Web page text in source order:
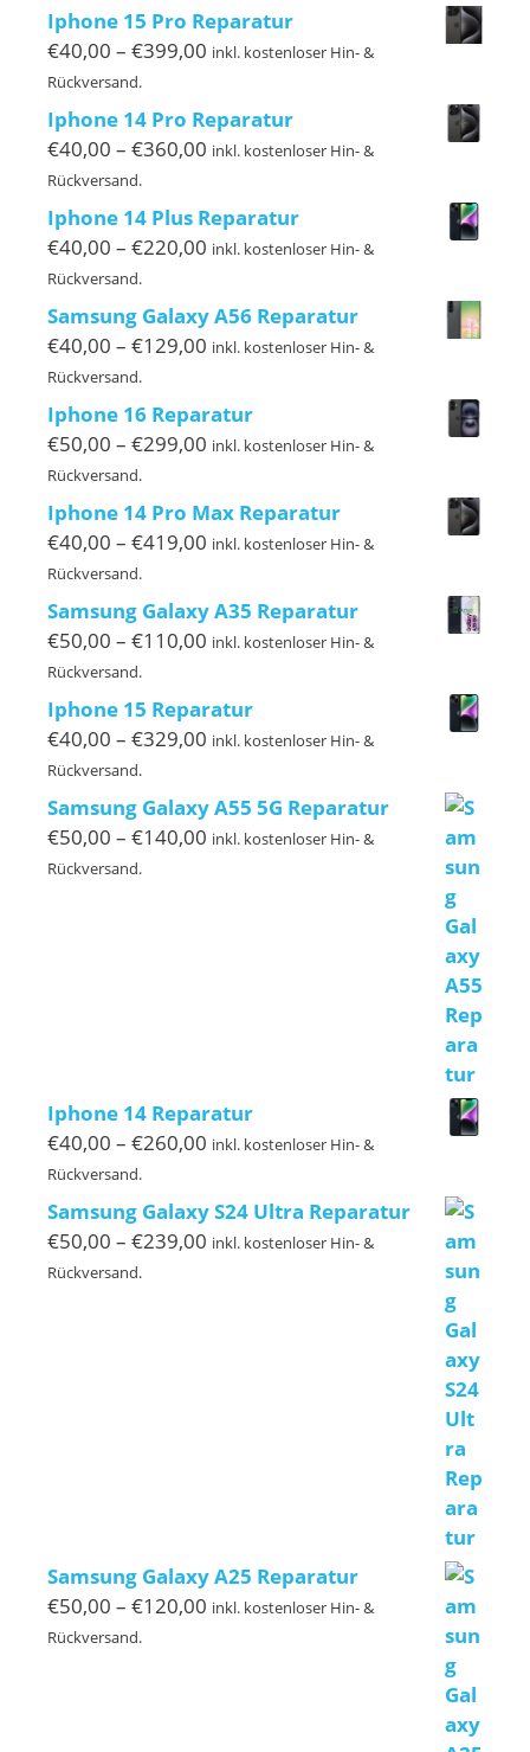
€469,00
Iphone 15 Pro Reparatur
€40,00 – €399,00 Preisspanne:
€399,00
inkl. kostenloser Hin- &
Rückversand.
Iphone 14 Pro Reparatur
€40,00 – €360,00 Preisspanne:
bis
€360,00
inkl. kostenloser Hin- &
Rückversand.
Iphone 14 Plus Reparatur
€40,00 – €220,00 Preisspanne:
bis
€220,00
inkl. kostenloser Hin- &
Rückversand.
Samsung Galaxy A56 Reparatur
€40,00 – €129,00 Preisspanne:
bis
€129,00
inkl. kostenloser Hin- &
Rückversand.
Iphone 16 Reparatur
€50,00 – €299,00 Preisspanne:
bis
€299,00
inkl. kostenloser Hin- &
Rückversand.
Iphone 14 Pro Max Reparatur
€40,00 – €419,00 Preisspanne:
bis
€419,00
inkl. kostenloser Hin- &
Rückversand.
Samsung Galaxy A35 Reparatur
€50,00 – €110,00 Preisspanne:
bis
€110,00
inkl. kostenloser Hin- &
Rückversand.
Iphone 15 Reparatur
€40,00 – €329,00 Preisspanne:
bis
€329,00
inkl. kostenloser Hin- &
Rückversand.
Samsung Galaxy A55 5G Reparatur
€50,00 – €140,00 Preisspanne:
inkl. kostenloser Hin- &
Rückversand.
Iphone 14 Reparatur
€40,00 – €260,00 Preisspanne:
bis
€260,00
inkl. kostenloser Hin- &
Rückversand.
Samsung Galaxy S24 Ultra Reparatur
€50,00 – €239,00 Preisspanne:
inkl. kostenloser Hin- &
Rückversand.
Samsung Galaxy A25 Reparatur
€50,00 – €120,00 Preisspanne:
inkl. kostenloser Hin- &
Rückversand.